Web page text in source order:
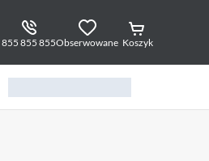
855 855 855Obserwowane Koszyk